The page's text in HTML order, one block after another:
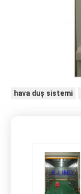
hava duş sistemi